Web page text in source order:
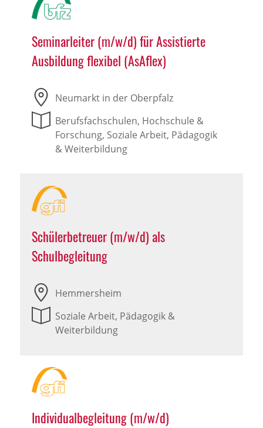
Seminarleiter (m/w/d) für Assistierte
Ausbildung flexibel (AsAflex)
Neumarkt in der Oberpfalz
Berufsfachschulen, Hochschule &
Forschung, Soziale Arbeit, Pädagogik
& Weiterbildung
Schülerbetreuer (m/w/d) als
Schulbegleitung
Hemmersheim
Soziale Arbeit, Pädagogik &
Weiterbildung
Individualbegleitung (m/w/d)